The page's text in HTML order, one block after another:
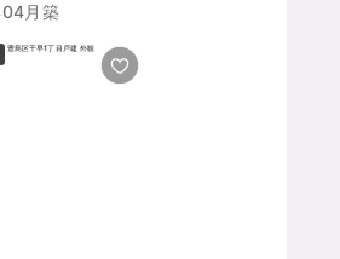
月築